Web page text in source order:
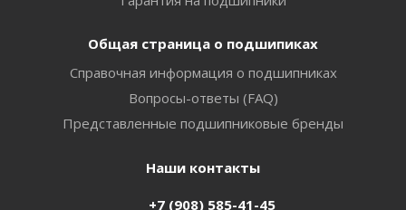
Общая страница о подшипиках
Справочная информация о подшипниках
Вопросы-ответы (FAQ)
Представленные подшипниковые бренды
Наши контакты
+7 (908) 585-41-45